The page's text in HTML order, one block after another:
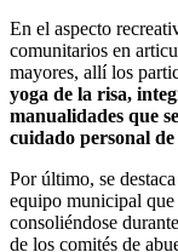
En el aspecto
comunitarios en
mayores, allí los
yoga de la risa,
manualidades que
cuidado personal
Por último, se
equipo municipal que
consoliéndose
de los comités de